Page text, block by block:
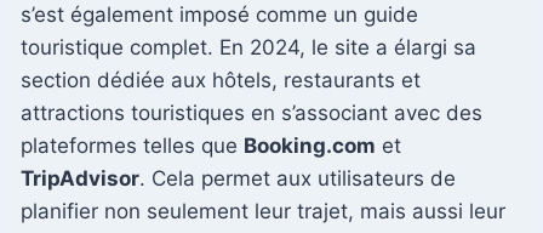
s’est également imposé comme un guide
touristique complet. En 2024, le site a élargi sa
section dédiée aux hôtels, restaurants et
attractions touristiques en s’associant avec des
plateformes telles que Booking.com et
TripAdvisor. Cela permet aux utilisateurs de
planifier non seulement leur trajet, mais aussi leur